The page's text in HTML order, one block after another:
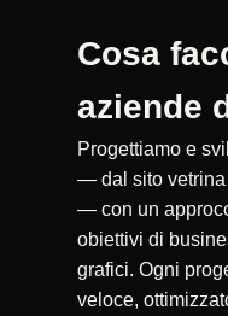
Cosa
aziende
Progettiamo e
— dal sito vetrina
— con un
obiettivi di
grafici. Ogni
veloce,